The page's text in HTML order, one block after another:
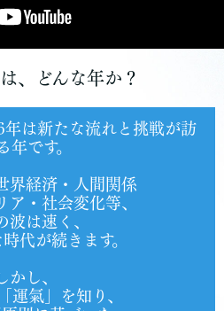
、どんな年か？
は新たな流れと挑戦が訪
年です。
界経済・人間関係
ア・社会変化等、
波は速く、
代が続きます。
かし、
運氣」を知り、